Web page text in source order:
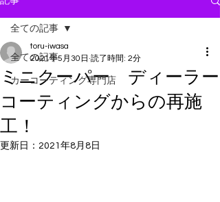
全ての記事
カーコーティング専門店
全ての記事
ミニクーパー ディーラー
コーティングからの再施
工！
toru-iwasa
2021年5月30日 読了時間: 2分
更新日： 2021年8月8日